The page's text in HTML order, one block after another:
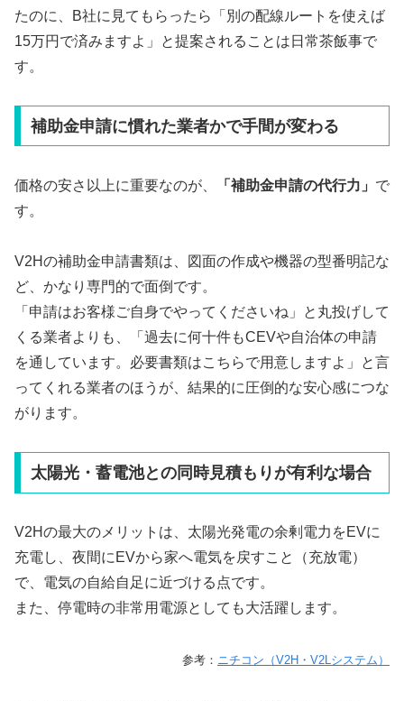
たのに、B社に見てもらったら「別の配線ルートを使えば
15万円で済みますよ」と提案されることは日常茶飯事で
す。
補助金申請に慣れた業者かで手間が変わる
価格の安さ以上に重要なのが、 「補助金申請の代行力」 で
す。
V2Hの補助金申請書類は、図面の作成や機器の型番明記な
ど、かなり専門的で面倒です。
「申請はお客様ご自身でやってくださいね」と丸投げして
くる業者よりも、「過去に何十件もCEVや自治体の申請
を通しています。必要書類はこちらで用意しますよ」と言
ってくれる業者のほうが、結果的に圧倒的な安心感につな
がります。
太陽光・蓄電池との同時見積もりが有利な場合
V2Hの最大のメリットは、太陽光発電の余剰電力をEVに
充電し、夜間にEVから家へ電気を戻すこと（充放電）
で、電気の自給自足に近づける点です。
また、停電時の非常用電源としても大活躍します。
参考： ニチコン（V2H・V2Lシステム）